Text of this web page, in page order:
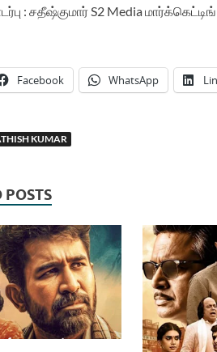
: சதீஷ்குமார் S2 Media
Facebook WhatsApp
KUMAR
POSTS